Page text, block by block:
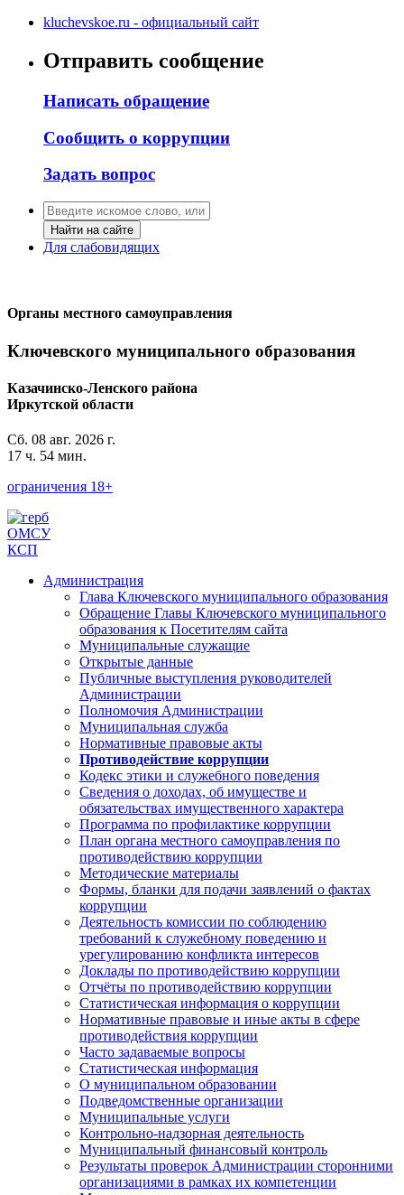
kluchevskoe.ru - официальный сайт
Отправить сообщение
Написать обращение
Сообщить о коррупции
Задать вопрос
Найти на сайте
Для слабовидящих
Органы местного самоуправления
Ключевского муниципального образования
Казачинско-Ленского района
Иркутской области
Сб. 08 авг. 2026 г.
17 ч. 54 мин.
ограничения 18+
ОМСУ
КСП
Администрация
Глава Ключевского муниципального образования
Обращение Главы Ключевского муниципального
образования к Посетителям сайта
Муниципальные служащие
Открытые данные
Публичные выступления руководителей
Администрации
Полномочия Администрации
Муниципальная служба
Нормативные правовые акты
Противодействие коррупции
Кодекс этики и служебного поведения
Сведения о доходах, об имуществе и
обязательствах имущественного характера
Программа по профилактике коррупции
План органа местного самоуправления по
противодействию коррупции
Методические материалы
Формы, бланки для подачи заявлений о фактах
коррупции
Деятельность комиссии по соблюдению
требований к служебному поведению и
урегулированию конфликта интересов
Доклады по противодействию коррупции
Отчёты по противодействию коррупции
Статистическая информация о коррупции
Нормативные правовые и иные акты в сфере
противодействия коррупции
Часто задаваемые вопросы
Статистическая информация
О муниципальном образовании
Подведомственные организации
Муниципальные услуги
Контрольно-надзорная деятельность
Муниципальный финансовый контроль
Результаты проверок Администрации сторонними
организациями в рамках их компетенции